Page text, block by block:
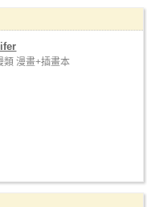
類 漫畫+插畫本